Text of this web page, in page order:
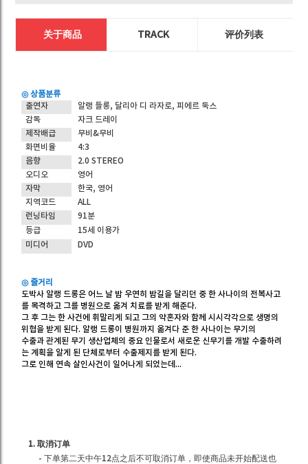
关于商品 TRACK 评价列表
◎ 상품분류
출연자
알랭 들롱, 달리아 디 라자로, 피에르 둑스
감독
자크 드레이
제작배급
무비&무비
화면비율
4:3
음향
2.0 STEREO
오디오
영어
자막
한국, 영어
지역코드
ALL
런닝타임
91분
등급
15세 이용가
미디어
DVD
◎ 줄거리
도박사 알랭 드롱은 어느 날 밤 우연히 밤길을 달리던 중 한 사나이의 전복사고
를 목격하고 그를 병원으로 옮겨 치료를 받게 해준다.
그 후 그는 한 사건에 휘말리게 되고 그의 약혼자와 함께 시시각각으로 생명의
위협을 받게 된다. 알랭 드롱이 병원까지 옮겨다 준 한 사나이는 무기의
수출과 관계된 무기 생산업체의 중요 인물로서 새로운 신무기를 개발 수출하려
는 계획을 알게 된 단체로부터 수출제지를 받게 된다.
그로 인해 연속 살인사건이 일어나게 되었는데...
1. 取消订单
- 下单第二天中午12点之后不可取消订单，即使商品未开始配送也